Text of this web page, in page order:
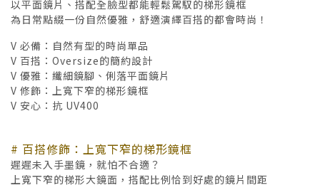
以平面鏡片、搭配全臉型都能輕鬆駕馭的梯形鏡框
為日常點綴一份自然優雅，舒適演繹百搭的都會時尚！
V 必備：自然有型的時尚單品
V 百搭：Oversize的簡約設計
V 優雅：纖細鏡腳、俐落平面鏡片
V 修飾：上寬下窄的梯形鏡框
V 安心：抗 UV400
# 百搭修飾：上寬下窄的梯形鏡框
遲遲未入手墨鏡，就怕不合適？
上寬下窄的梯形大鏡面，搭配比例恰到好處的鏡片間距